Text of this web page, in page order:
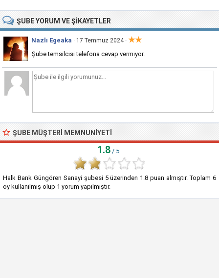
ŞUBEYORUM VE ŞIKAYETLER
Nazlı Egeaka · 17 Temmuz 2024· ★★
Şube temsilcisi telefona cevap vermiyor.
ŞUBE MÜŞTERI MEMNUNIYETI
1.8 / 5
Halk Bank Güngören Sanayi şubesi 5üzerinden 1.8 puan almıştır. Toplam6
oy kullanılmış olup 1 yorum yapılmıştır.